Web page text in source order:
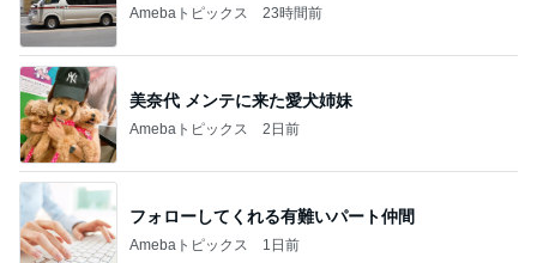
Amebaトピックス 23時間前
美奈代 メンテに来た愛犬姉妹
Amebaトピックス 2日前
フォローしてくれる有難いパート仲間
Amebaトピックス 1日前